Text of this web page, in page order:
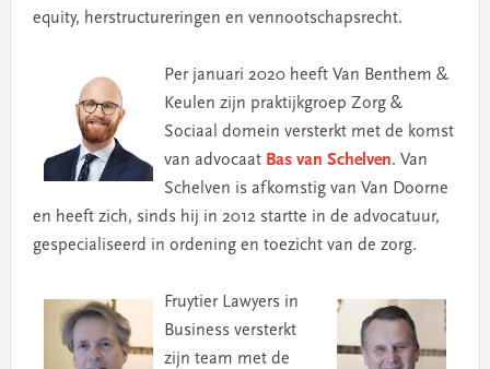
equity, herstructureringen en vennootschapsrecht.
Per januari 2020 heeft Van Benthem &
Keulen zijn praktijkgroep Zorg &
Sociaal domein versterkt met de komst
van advocaat Bas van Schelven. Van
Schelven is afkomstig van Van Doorne
en heeft zich, sinds hij in 2012 startte in de advocatuur,
gespecialiseerd in ordening en toezicht van de zorg.
Fruytier Lawyers in
Business versterkt
zijn team met de